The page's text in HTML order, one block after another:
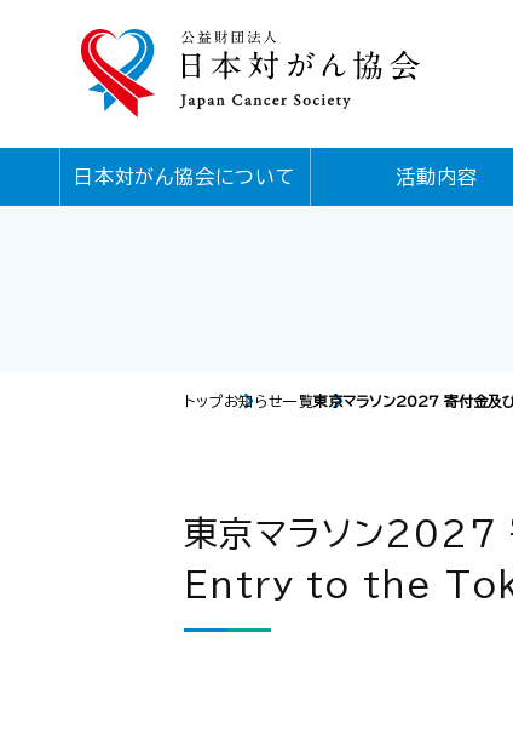
日本対がん協会について 活動内容
トップお知らせ一覧東京マラソン2027 寄付金
東京マラソン2027
Entry to the